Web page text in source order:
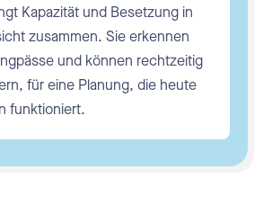
Kapazität und Besetzung in
zusammen. Sie erkennen
und können rechtzeitig
für eine Planung, die heute
funktioniert.